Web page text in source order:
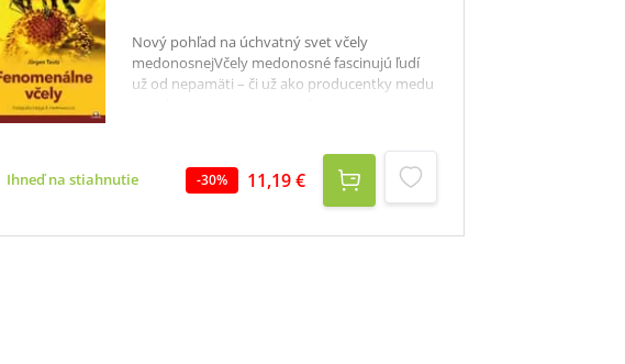
Nový pohľad na úchvatný svet včely
medonosnejVčely medonosné fascinujú ľudí
už od nepamäti – či už ako producentky medu
pôsobivých pravidelných konštrukcií plástov.
Rozsiahlym opeľovaním kultúrnych rastlín sú
pre nás jednoducho nenahraditeľné. Vedci,
skúmajúci tajomstvá tohto hmyzu, odhaľujú
Ihneď na stiahnutie -30% 11,19 €